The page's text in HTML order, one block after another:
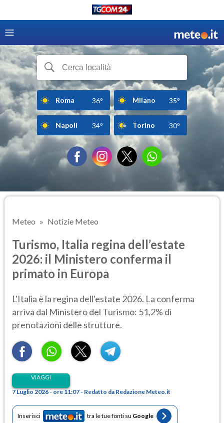
Roma 36° Milano 35°
Napoli 34° Torino 30°
Meteo Notizie Meteo
Turismo, Italia regina dell’estate
2026: il Ministero conferma il
primato in Europa
L'Italia è la regina dell'estate 2026. La conferma
arriva dal Ministero del Turismo: 51,2% di
prenotazioni delle strutture.
VIAGGI
7 Luglio 2026 - ore 11:07 - Redatto da Redazione Meteo.it
Inserisci tra le tue fonti su Google